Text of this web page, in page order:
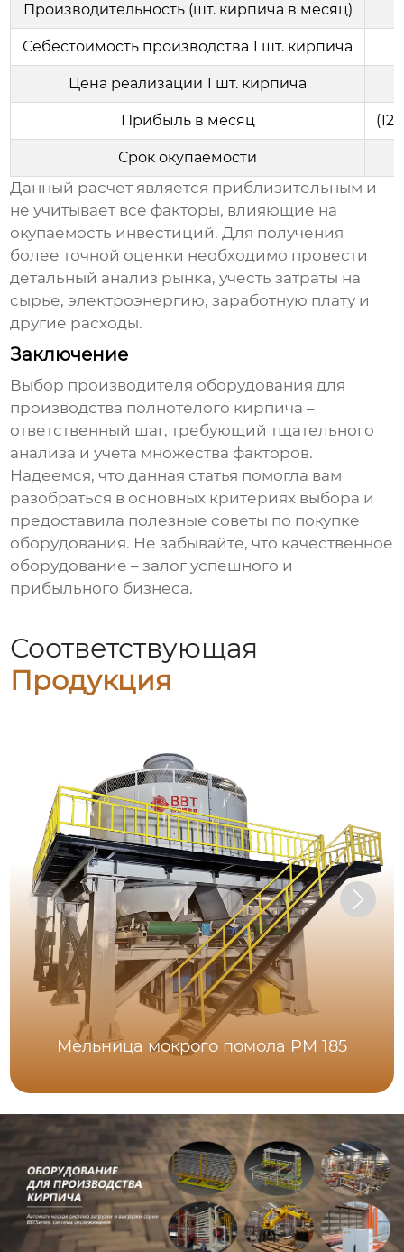
Производительность (шт. кирпича в месяц)
Себестоимость производства 1 шт. кирпича
Цена реализации 1 шт. кирпича
Прибыль в месяц (12
Срок окупаемости
Данный расчет является приблизительным и
не учитывает все факторы, влияющие на
окупаемость инвестиций. Для получения
более точной оценки необходимо провести
детальный анализ рынка, учесть затраты на
сырье, электроэнергию, заработную плату и
другие расходы.
Заключение
Выбор производителя оборудования для
производства полнотелого кирпича –
ответственный шаг, требующий тщательного
анализа и учета множества факторов.
Надеемся, что данная статья помогла вам
разобраться в основных критериях выбора и
предоставила полезные советы по покупке
оборудования. Не забывайте, что качественное
оборудование – залог успешного и
прибыльного бизнеса.
Соответствующая
Продукция
Мельница мокрого помола PM 185